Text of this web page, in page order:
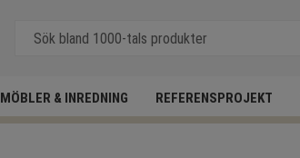
MÖBLER & INREDNING REFERENSPROJEKT